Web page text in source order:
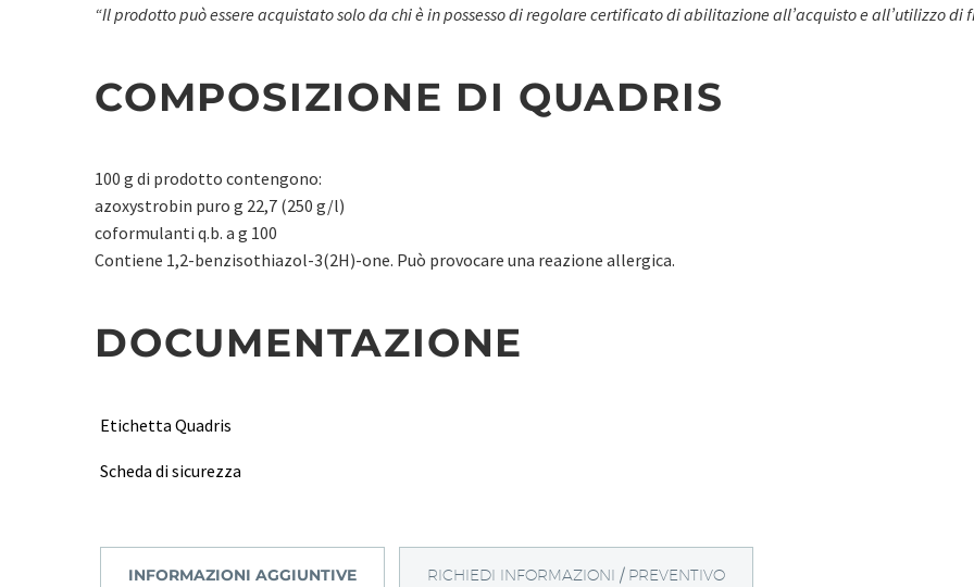
“Il prodotto può essere acquistato solo da chi è in possesso di regolare certificato di abilitazione all’acquisto e all’utilizzo di
COMPOSIZIONE DI QUADRIS
100 g di prodotto contengono:
azoxystrobin puro g 22,7 (250 g/l)
coformulanti q.b. a g 100
Contiene 1,2-benzisothiazol-3(2H)-one. Può provocare una reazione allergica.
DOCUMENTAZIONE
Etichetta Quadris
Scheda di sicurezza
INFORMAZIONI AGGIUNTIVE RICHIEDI INFORMAZIONI / PREVENTIVO